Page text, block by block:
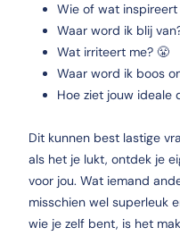
Wie of wat inspireert
Waar word ik blij
Wat irriteert me? 😤
Waar word ik boos
Hoe ziet jouw ideale
Dit kunnen best lastige
als het je lukt, ontdek je
voor jou. Wat iemand
misschien wel superleuk
wie je zelf bent, is het